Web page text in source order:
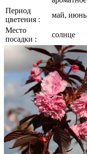
Период
цветения :
май, июнь
Место
посадки :
солнце